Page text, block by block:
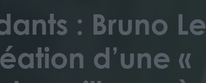
: Bruno Le
d’une «